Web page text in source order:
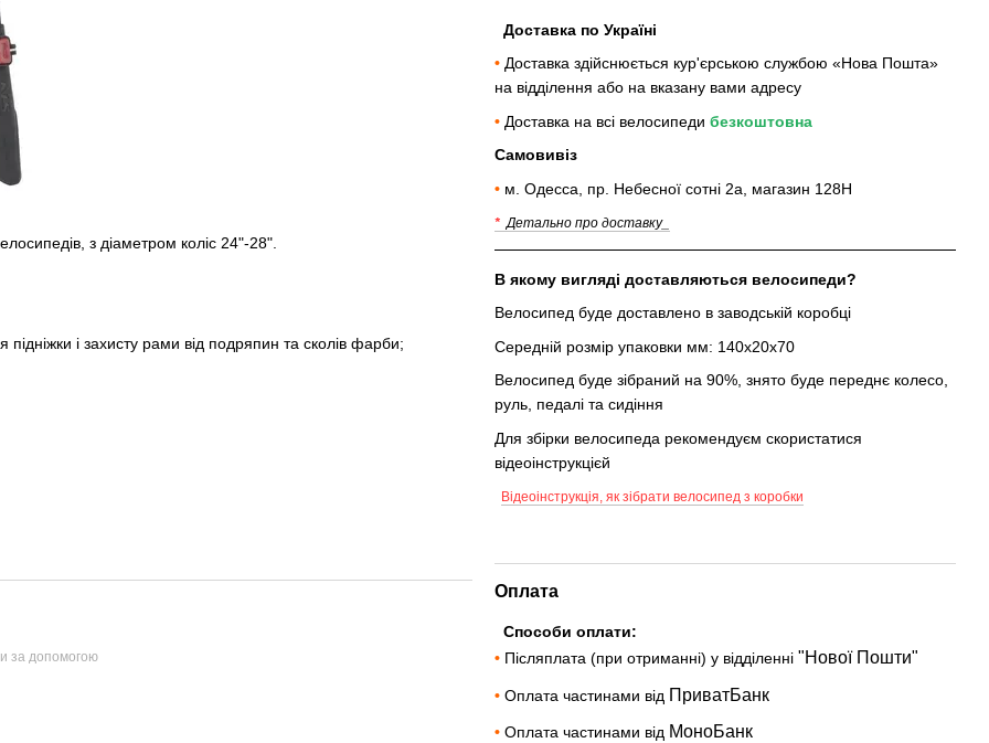
з діаметром коліс 24"-28".
і захисту рами від подряпин та сколів фарби;
за допомогою
Доставка по Україні
• Доставка здійснюється кур'єрською службою «Нова Пошта»
на відділення або на вказану вами адресу
• Доставка на всі велосипеди безкоштовна
Самовивіз
• м. Одесса, пр. Небесної сотні 2а, магазин 128Н
* Детально про доставку_
В якому вигляді доставляються велосипеди?
Велосипед буде доставлено в заводській коробці
Середній розмір упаковки мм: 140х20х70
Велосипед буде зібраний на 90%, знято буде переднє колесо,
руль, педалі та сидіння
Для збірки велосипеда рекомендуєм скористатися
відеоінструкцієй
Відеоінструкція, як зібрати велосипед з коробки
Оплата
Способи оплати:
• Післяплата (при отриманні) у відділенні "Нової Пошти"
• Оплата частинами від ПриватБанк
• Оплата частинами від МоноБанк